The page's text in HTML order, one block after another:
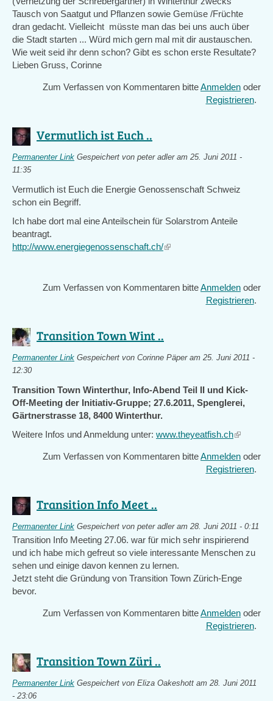
Tausch von Saatgut und Pflanzen sowie Gemüse /Früchte
dran gedacht. Vielleicht müsste man das bei uns auch über
die Stadt starten ... Würd mich gern mal mit dir austauschen.
Wie weit seid ihr denn schon? Gibt es schon erste Resultate?
Lieben Gruss, Corinne
Zum Verfassen von Kommentaren bitteAnmelden oder
Registrieren.
Vermutlich ist Euch ..
Permanenter Link Gespeichert von peter adleram 25. Juni 2011 -
11:35
Vermutlich ist Euch die Energie Genossenschaft Schweiz
schon ein Begriff.
Ich habe dort mal eine Anteilschein für Solarstrom Anteile
beantragt.
http://www.energiegenossenschaft.ch/(link
Zum Verfassen von Kommentaren bitteAnmelden oder
Registrieren.
Transition Town Wint ..
Permanenter Link Gespeichert von Corinne Päperam 25. Juni 2011 -
12:30
Transition Town Winterthur, Info-Abend Teil II und Kick-
Off-Meeting der Initiativ-Gruppe; 27.6.2011, Spenglerei,
Gärtnerstrasse 18, 8400 Winterthur.
Weitere Infos und Anmeldung unter: www.theyeatfish.ch(link
external)
Zum Verfassen von Kommentaren bitteAnmelden oder
Registrieren.
Transition Info Meet ..
Permanenter Link Gespeichert von peter adleram 28. Juni 2011 - 0:11
Transition Info Meeting 27.06. war für mich sehr inspirierend
und ich habe mich gefreut so viele interessante Menschen zu
sehen und einige davon kennen zu lernen.
Jetzt steht die Gründung von Transition Town Zürich-Enge
bevor.
Zum Verfassen von Kommentaren bitteAnmelden oder
Registrieren.
Transition Town Züri ..
Permanenter Link Gespeichert von Eliza Oakeshott am 28. Juni 2011
- 23:06